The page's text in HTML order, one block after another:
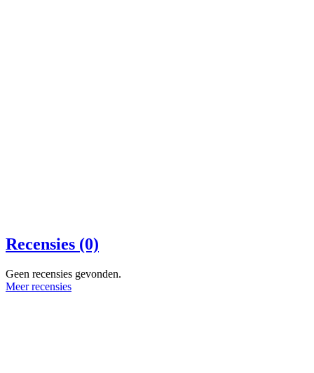
Recensies (0)
Geen recensies gevonden.
Meer recensies